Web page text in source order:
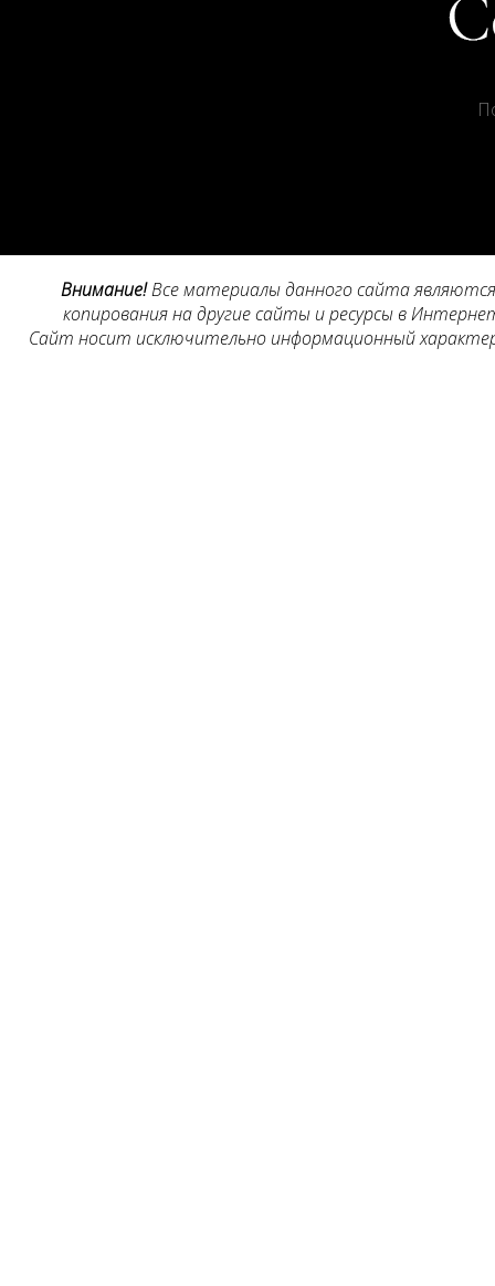
Внимание!Все материалы данного сайта
копирования на другие сайты и ресурсы в
Сайт носит исключительно информационный